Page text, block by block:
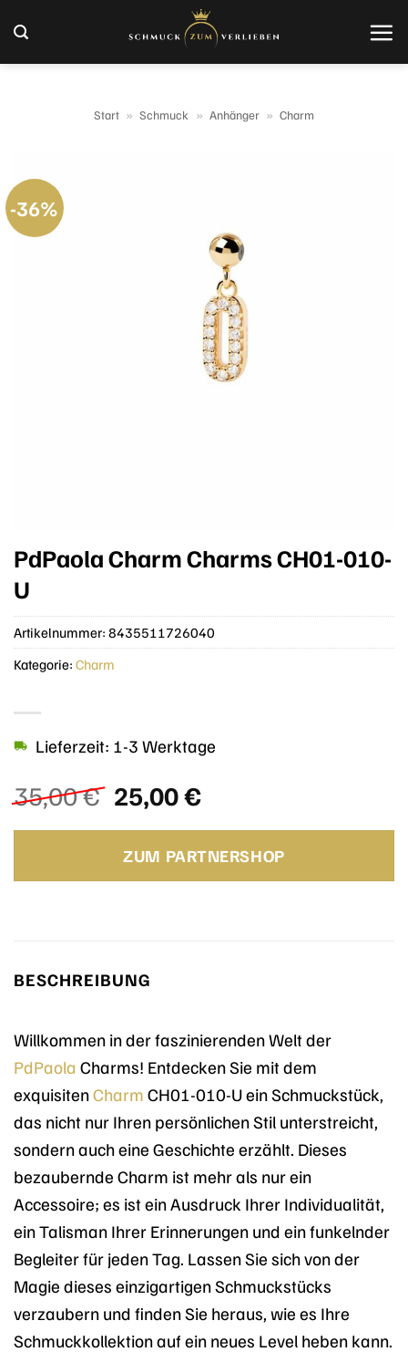
Inhalt
springen
Start » Schmuck » Anhänger » Charm
-36%
PdPaola Charm Charms CH01-010-
U
35,00€ Ursprünglicher
Preis
war:
35,00 €
25,00€Aktueller
ist:
25,00 €.
Lieferzeit: 1-3 Werktage
ZUM PARTNERSHOP
Artikelnummer: 8435511726040
Kategorie: Charm
BESCHREIBUNG
Willkommen in der faszinierenden Welt der
PdPaola Charms! Entdecken Sie mit dem
exquisitenCharm CH01-010-U ein Schmuckstück,
das nicht nur Ihren persönlichen Stil unterstreicht,
sondern auch eine Geschichte erzählt. Dieses
bezaubernde Charm ist mehr als nur ein
Accessoire; es ist ein Ausdruck Ihrer Individualität,
ein Talisman Ihrer Erinnerungen und ein funkelnder
Begleiter für jeden Tag. Lassen Sie sich von der
Magie dieses einzigartigen Schmuckstücks
verzaubern und finden Sie heraus, wie es Ihre
Schmuckkollektion auf ein neues Level heben kann.